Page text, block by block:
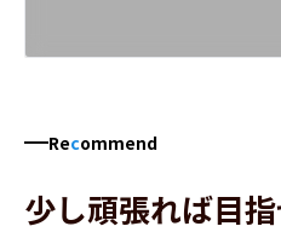
Recommend
少し頑張れば目